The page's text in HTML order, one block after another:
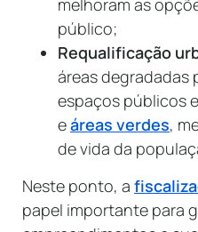
melhoram as
público;
Requalificação
áreas degradadas
espaços públicos
eáreas verdes,
de vida da
Neste ponto, a
papel importante para